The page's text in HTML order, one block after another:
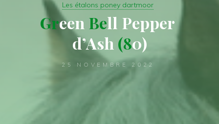
Les étalons poney dartmoor
Green Bell Pepper
d’Ash (80)
25 NOVEMBRE 2022